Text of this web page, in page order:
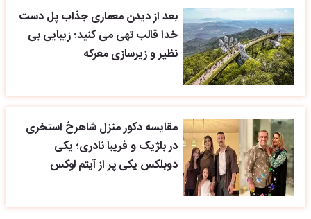
بعد از دیدن معماری جذاب پل دست
خدا قالب تهی می کنید؛ زیبایی بی
نظیر و زیرسازی معرکه
مقایسه دکور منزل شاهرخ استخری
در بلژیک و فریبا نادری؛ یکی
دوبلکس یکی پر از آیتم لوکس